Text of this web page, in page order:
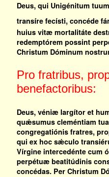
Deus, qui Unigénitum
transíre fecísti, concéde
huius vitæ mortalitáte
redemptórem possint
Christum Dóminum
Pro fratribus,
benefactoribus:
Deus, véniæ largítor et
quǽsumus cleméntiam
congregatiónis fratres,
qui ex hoc sǽculo
Vírgine intercedénte cum
perpétuæ beatitúdinis
concédas. Per Christum